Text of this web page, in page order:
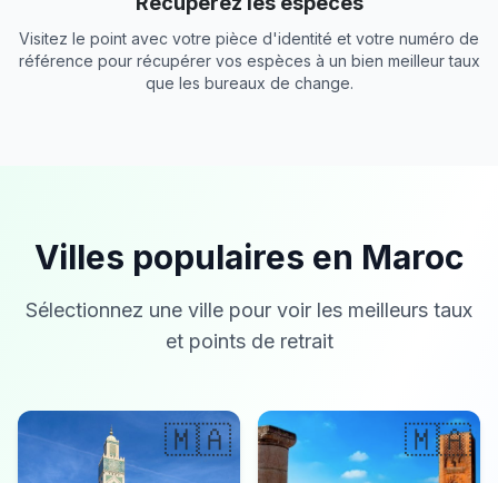
Visitez le point avec votre pièce d'identité et votre numéro de
référence pour récupérer vos espèces à un bien meilleur taux
que les bureaux de change.
Villes populaires en Maroc
Sélectionnez une ville pour voir les meilleurs taux
et points de retrait
🇲🇦 🇲🇦